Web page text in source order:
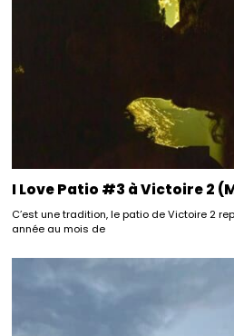
I Love Patio #3 à Victoire 2
C’est une tradition, le patio de Victoire 2
année au mois de